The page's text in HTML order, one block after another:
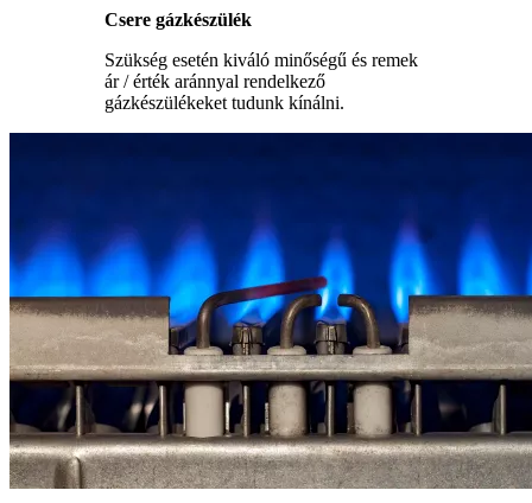
Csere gázkészülék
Szükség esetén kiváló minőségű és remek
ár / érték aránnyal rendelkező
gázkészülékeket tudunk kínálni.